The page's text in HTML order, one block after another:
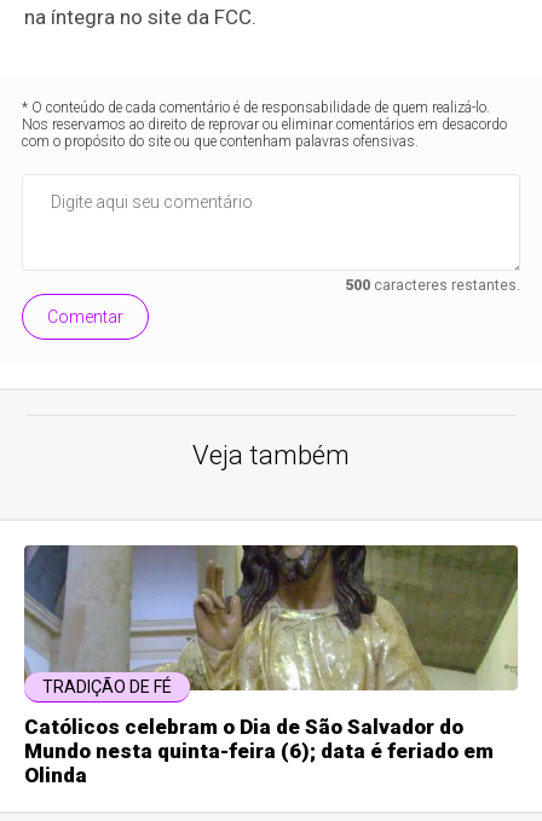
na íntegra no site da FCC.
* O conteúdo de cada comentário é de responsabilidade de quem realizá-lo.
Nos reservamos ao direito de reprovar ou eliminar comentários em desacordo
com o propósito do site ou que contenham palavras ofensivas.
500caracteres restantes.
Comentar
Veja também
TRADIÇÃO DE FÉ
Católicos celebram o Dia de São Salvador do
Mundo nesta quinta-feira (6); data é feriado em
Olinda